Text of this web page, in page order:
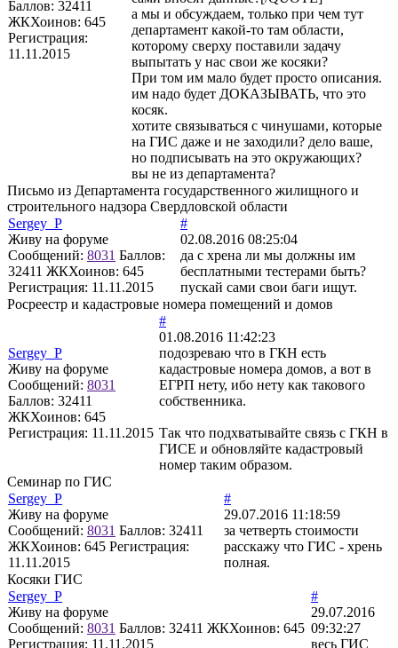
Баллов: 32411
ЖКХоинов: 645
Регистрация:
11.11.2015
а мы и обсуждаем, только при чем тут
департамент какой-то там области,
которому сверху поставили задачу
выпытать у нас свои же косяки?
При том им мало будет просто описания.
им надо будет ДОКАЗЫВАТЬ, что это
косяк.
хотите связываться с чинушами, которые
на ГИС даже и не заходили? дело ваше,
но подписывать на это окружающих?
вы не из департамента?
Письмо из Департамента государственного жилищного и
строительного надзора Свердловской области
Sergey_P
Живу на форуме
Сообщений: 8031 Баллов:
32411 ЖКХоинов: 645
Регистрация: 11.11.2015
#
02.08.2016 08:25:04
да с хрена ли мы должны им
бесплатными тестерами быть?
пускай сами свои баги ищут.
Росреестр и кадастровые номера помещений и домов
Sergey_P
Живу на форуме
Сообщений: 8031
Баллов: 32411
ЖКХоинов: 645
Регистрация: 11.11.2015
#
01.08.2016 11:42:23
подозреваю что в ГКН есть
кадастровые номера домов, а вот в
ЕГРП нету, ибо нету как такового
собственника.
Так что подхватывайте связь с ГКН в
ГИСЕ и обновляйте кадастровый
номер таким образом.
Семинар по ГИС
Sergey_P
Живу на форуме
Сообщений: 8031 Баллов: 32411
ЖКХоинов: 645 Регистрация:
11.11.2015
#
29.07.2016 11:18:59
за четверть стоимости
расскажу что ГИС - хрень
полная.
Косяки ГИС
Sergey_P
Живу на форуме
Сообщений: 8031 Баллов: 32411 ЖКХоинов: 645
Регистрация: 11.11.2015
#
29.07.2016
09:32:27
весь ГИС